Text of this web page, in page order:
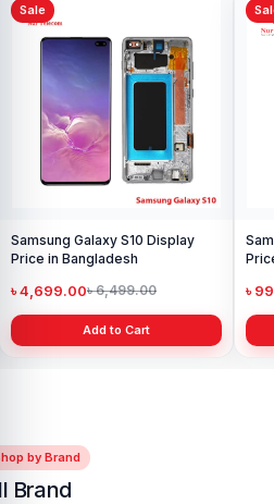
Sale
Galaxy A21s Display
in Bangladesh
999.00৳ 1,299.00
Add to Cart
Sale
Price
by Brand
Brand